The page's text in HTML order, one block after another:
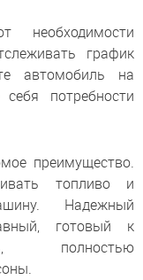
необходимости
график
автомобиль на
потребности
преимущество.
топливо и
Надежный
готовый к
полностью